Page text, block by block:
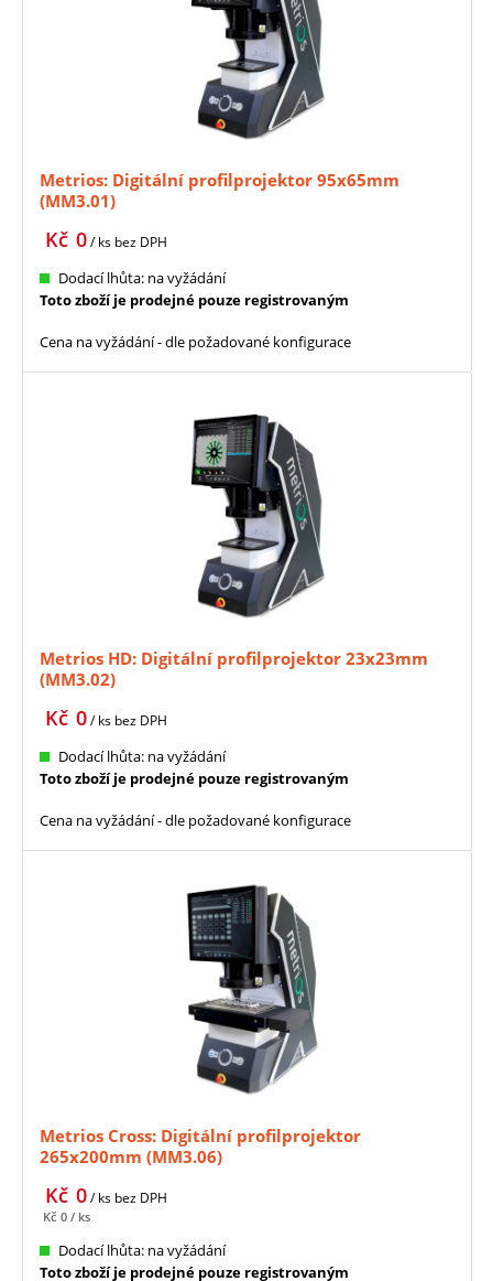
Metrios: Digitální profilprojektor 95x65mm
(MM3.01)
0
Kč / ks bez DPH
Dodací lhůta: na vyžádání
Toto zboží je prodejné pouze registrovaným
Cena na vyžádání - dle požadované konfigurace
Metrios HD: Digitální profilprojektor 23x23mm
(MM3.02)
0
Kč / ks bez DPH
Dodací lhůta: na vyžádání
Toto zboží je prodejné pouze registrovaným
Cena na vyžádání - dle požadované konfigurace
Metrios Cross: Digitální profilprojektor
265x200mm (MM3.06)
0
Kč / ks bez DPH
0
Kč / ks
Dodací lhůta: na vyžádání
Toto zboží je prodejné pouze registrovaným